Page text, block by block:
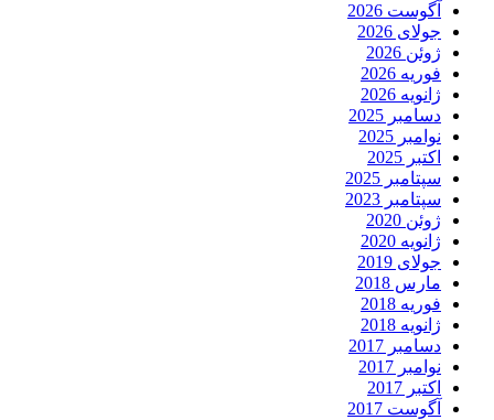
آگوست 2026
جولای 2026
ژوئن 2026
فوریه 2026
ژانویه 2026
دسامبر 2025
نوامبر 2025
اکتبر 2025
سپتامبر 2025
سپتامبر 2023
ژوئن 2020
ژانویه 2020
جولای 2019
مارس 2018
فوریه 2018
ژانویه 2018
دسامبر 2017
نوامبر 2017
اکتبر 2017
آگوست 2017